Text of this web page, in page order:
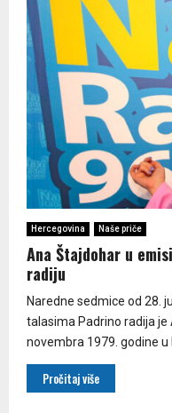
Hercegovina Naše priče
Ana Štajdohar u
radiju
Naredne sedmice od 28.
talasima Padrino radija je
novembra 1979. godine u
Pročitaj više